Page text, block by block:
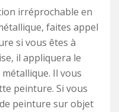
irréprochable en
faites appel
si vous êtes à
il appliquera le
Il vous
peinture. Si vous
peinture sur objet